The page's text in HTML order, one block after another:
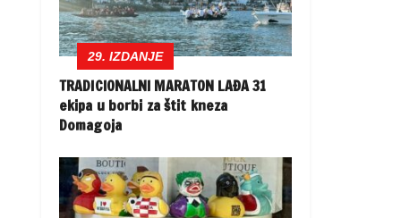
29. IZDANJE
TRADICIONALNI MARATON LAĐA 31
ekipa u borbi za štit kneza
Domagoja